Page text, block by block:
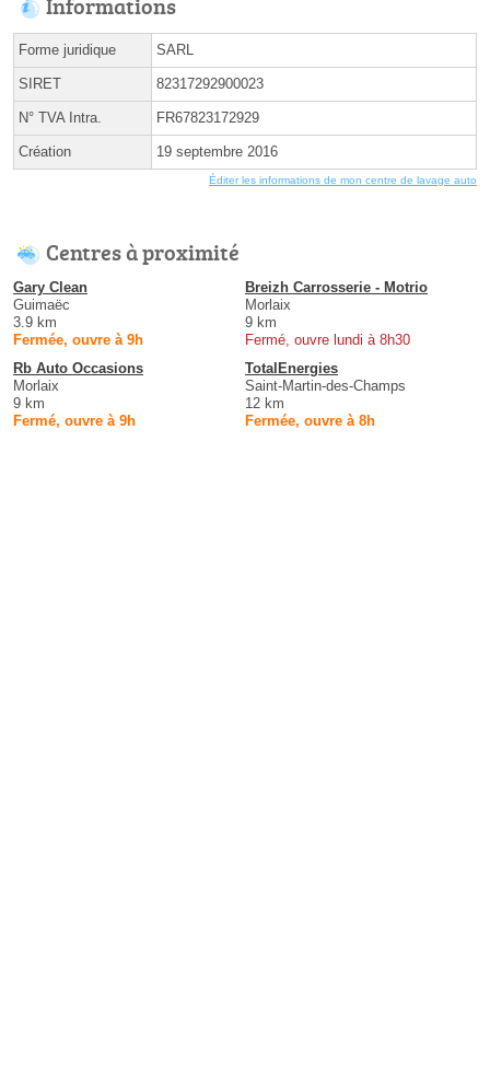
Forme juridique SARL
SIRET 82317292900023
N° TVA Intra. FR67823172929
Création 19 septembre 2016
Éditer les informations de mon centre de lavage auto
Centres à proximité
Gary Clean
Guimaëc
3.9 km
Fermée, ouvre à 9h
Breizh Carrosserie - Motrio
Morlaix
9 km
Fermé, ouvre lundi à 8h30
Rb Auto Occasions
Morlaix
9 km
Fermé, ouvre à 9h
TotalEnergies
Saint-Martin-des-Champs
12 km
Fermée, ouvre à 8h